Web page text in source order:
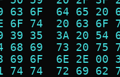
63 6F  64 65
6F 74  20 63
39 35  3A 20
68 69  73 20
69 6F  6E 2E
74 74  72 69